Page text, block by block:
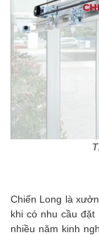
Chiến Long là
khi có nhu cầu đặt
nhiều năm kinh